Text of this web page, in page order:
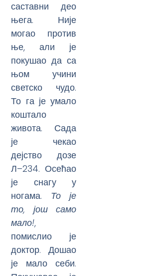
саставни део
њега. Није
могао против
ње, али је
покушао да са
њом учини
светско чудо.
То га је умало
коштало
живота. Сада
је чекао
дејство дозе
Л–234. Осећао
је снагу у
ногама. То је
то, још само
мало!,
помислио је
доктор. Дошао
је мало себи.